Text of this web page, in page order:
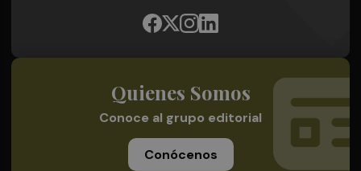
Quienes Somos
Conoce al grupo editorial
Conócenos